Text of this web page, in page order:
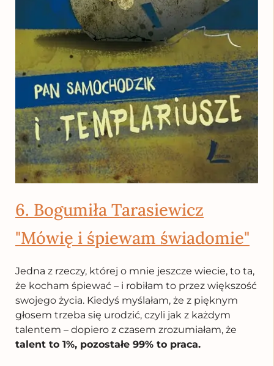
6. Bogumiła Tarasiewicz
"Mówię i śpiewam świadomie"
Jedna z rzeczy, której o mnie jeszcze wiecie, to ta,
że kocham śpiewać – i robiłam to przez większość
swojego życia. Kiedyś myślałam, że z pięknym
głosem trzeba się urodzić, czyli jak z każdym
talentem – dopiero z czasem zrozumiałam, że
talent to 1%, pozostałe 99% to praca.